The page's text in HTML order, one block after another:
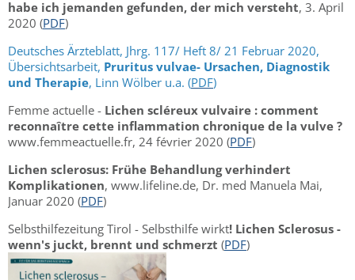
habe ich jemanden gefunden, der mich versteht, 3. April
2020 (PDF)
Deutsches Ärzteblatt, Jhrg. 117/ Heft 8/ 21 Februar 2020,
Übersichtsarbeit, Pruritus vulvae- Ursachen, Diagnostik
und Therapie, Linn Wölber u.a. (PDF)
Femme actuelle - Lichen scléreux vulvaire : comment
reconnaître cette inflammation chronique de la vulve ?
www.femmeactuelle.fr, 24 février 2020 (PDF)
Lichen sclerosus: Frühe Behandlung verhindert
Komplikationen, www.lifeline.de, Dr. med Manuela Mai,
Januar 2020 (PDF)
Selbsthilfezeitung Tirol - Selbsthilfe wirkt! Lichen Sclerosus -
wenn's juckt, brennt und schmerzt (PDF)